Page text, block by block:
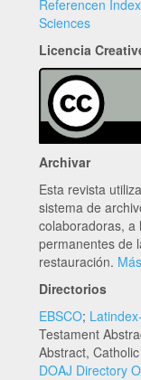
Referencen
Sciences
Licencia
Archivar
Esta revista
sistema de
colaboradoras, a
permanentes de
restauración.
Directorios
EBSCO;
Testament
Abstract,
DOAJ Directory